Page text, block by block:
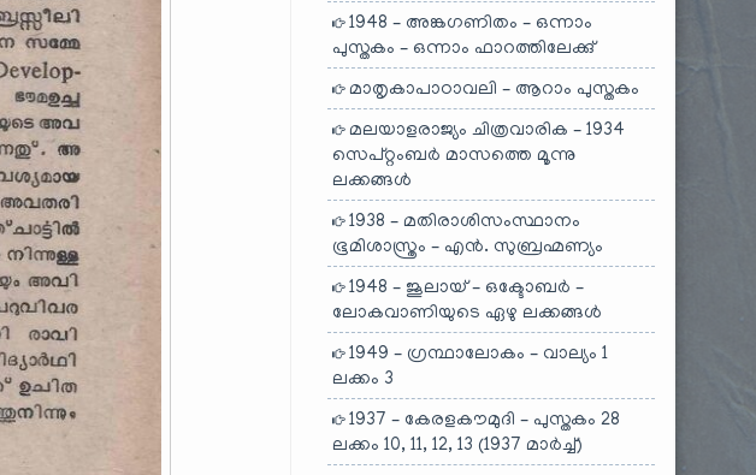
1948 – അങ്കഗണിതം – ഒന്നാം
പുസ്തകം – ഒന്നാം ഫാറത്തിലേക്കു്
മാതൃകാപാഠാവലി – ആറാം പുസ്തകം
മലയാളരാജ്യം ചിത്രവാരിക – 1934
സെപ്റ്റംബർ മാസത്തെ മൂന്നു
ലക്കങ്ങൾ
1938 – മതിരാശിസംസ്ഥാനം
ഭൂമിശാസ്ത്രം – എൻ. സുബ്രഹ്മണ്യം
1948 – ജൂലായ് – ഒക്ടോബർ –
ലോകവാണിയുടെ ഏഴു ലക്കങ്ങൾ
1949 – ഗ്രന്ഥാലോകം – വാല്യം 1
ലക്കം 3
1937 – കേരളകൗമുദി – പുസ്തകം 28
ലക്കം 10, 11, 12, 13 (1937 മാർച്ച്)